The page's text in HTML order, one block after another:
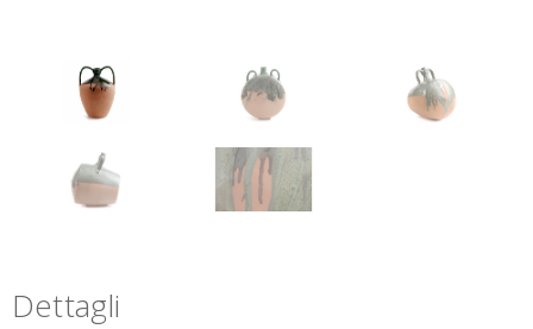
Dettagli